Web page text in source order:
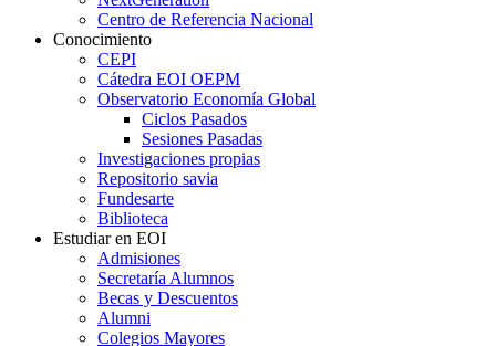
Centro de Referencia Nacional
Conocimiento
CEPI
Cátedra EOI OEPM
Observatorio Economía Global
Ciclos Pasados
Sesiones Pasadas
Investigaciones propias
Repositorio savia
Fundesarte
Biblioteca
Estudiar en EOI
Admisiones
Secretaría Alumnos
Becas y Descuentos
Alumni
Colegios Mayores